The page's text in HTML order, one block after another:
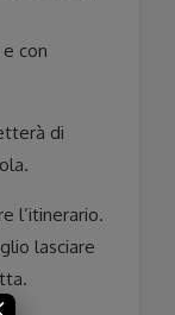
con
di
l’itinerario.
lasciare